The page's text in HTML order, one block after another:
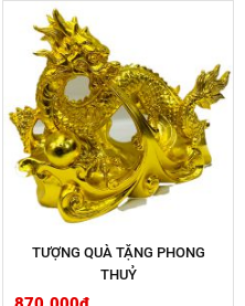
TƯỢNG QUÀ TẶNG PHONG
THUỶ